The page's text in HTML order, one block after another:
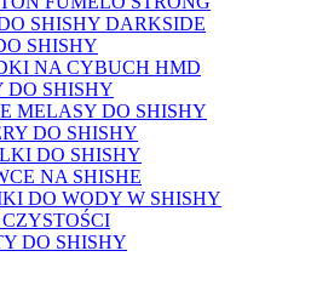
SHISHY DARKSIDE
SHISHY
NA CYBUCH HMD
DO SHISHY
MELASY DO SHISHY
DO SHISHY
DO SHISHY
NA SHISHE
DO WODY W SHISHY
DO SHISHY